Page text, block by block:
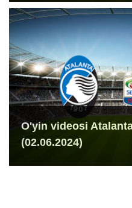
O'yin videosi
(02.06.2024)